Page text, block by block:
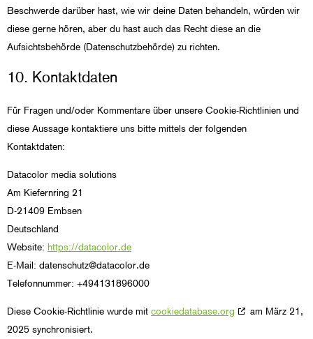
Beschwerde darüber hast, wie wir deine Daten behandeln, würden wir
diese gerne hören, aber du hast auch das Recht diese an die
Aufsichtsbehörde (Datenschutzbehörde) zu richten.
10. Kontaktdaten
Für Fragen und/oder Kommentare über unsere Cookie-Richtlinien und
diese Aussage kontaktiere uns bitte mittels der folgenden
Kontaktdaten:
Datacolor media solutions
Am Kiefernring 21
D-21409 Embsen
Deutschland
Website: https://datacolor.de
E-Mail: datenschutz@datacolor.de
Telefonnummer: +494131896000
Diese Cookie-Richtlinie wurde mit cookiedatabase.org
am März 21,
2025 synchronisiert.